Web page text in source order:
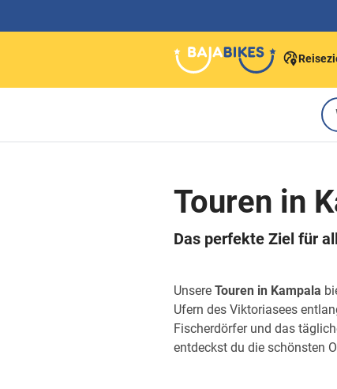
Touren in
Das perfekte Ziel für
Unsere Touren in Kampala
Ufern des Viktoriasees
Fischerdörfer und das
entdeckst du die schönsten